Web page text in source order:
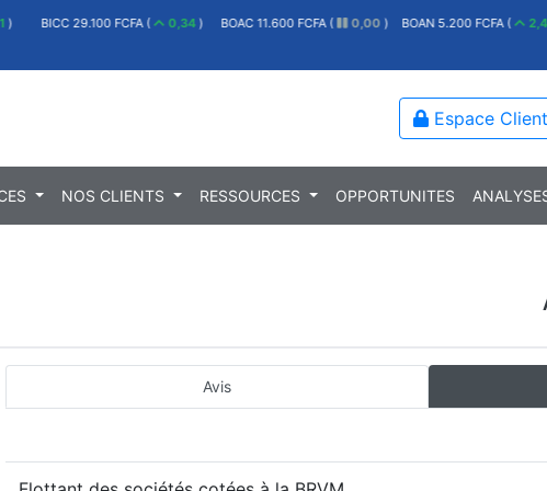
29.100 FCFA ( 0,34) BOAC 11.600 FCFA ( 0,00 BOAN 5.200 FCFA ( 2,46)
Espace Client
NOS CLIENTS RESSOURCES OPPORTUNITES
Avis